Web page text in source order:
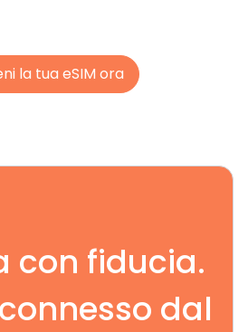
la tua eSIM ora
con fiducia.
dal